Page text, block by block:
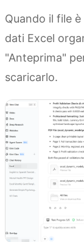
Quando il file
dati Excel
"Anteprima"
scaricarlo.